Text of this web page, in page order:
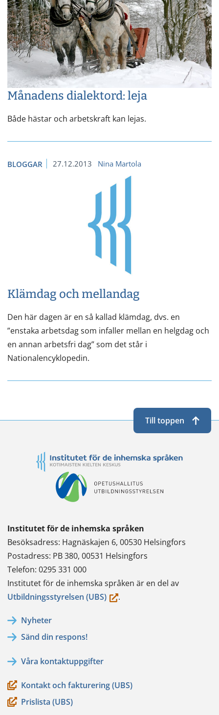
Månadens dialektord: leja
Både hästar och arbetskraft kan lejas.
BLOGGAR 27.12.2013 Nina Martola
Klämdag och mellandag
Den här dagen är en så kallad klämdag, dvs. en
”enstaka arbetsdag som infaller mellan en helgdag och
en annan arbetsfri dag” som det står i
Nationalencyklopedin.
Institutet för de inhemska språken
Besöksadress: Hagnäskajen 6, 00530 Helsingfors
Postadress: PB 380, 00531 Helsingfors
Telefon: 0295 331 000
Institutet för de inhemska språken är en del av
Utbildningsstyrelsen (UBS)(du.
Nyheter
Sänd din respons!
Våra kontaktuppgifter
Kontakt och fakturering (UBS)
Prislista (UBS)
Till toppen